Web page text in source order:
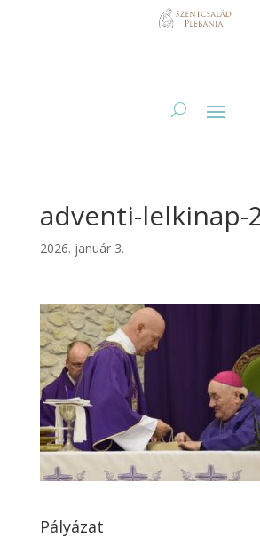
adventi-lelkinap-
2026. január 3.
Pályázat